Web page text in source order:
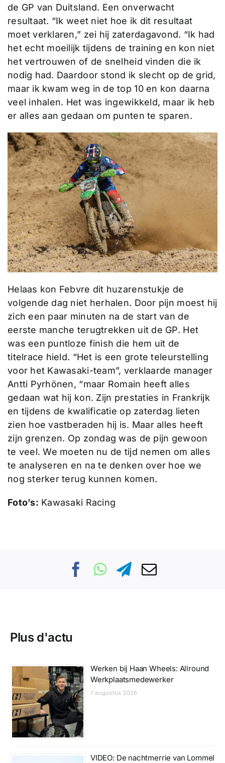
de GP van Duitsland. Een onverwacht
resultaat. “Ik weet niet hoe ik dit resultaat
moet verklaren,” zei hij zaterdagavond. “Ik had
het echt moeilijk tijdens de training en kon niet
het vertrouwen of de snelheid vinden die ik
nodig had. Daardoor stond ik slecht op de grid,
maar ik kwam weg in de top 10 en kon daarna
veel inhalen. Het was ingewikkeld, maar ik heb
er alles aan gedaan om punten te sparen.
Helaas kon Febvre dit huzarenstukje de
volgende dag niet herhalen. Door pijn moest hij
zich een paar minuten na de start van de
eerste manche terugtrekken uit de GP. Het
was een puntloze finish die hem uit de
titelrace hield. “Het is een grote teleurstelling
voor het Kawasaki-team”, verklaarde manager
Antti Pyrhönen, “maar Romain heeft alles
gedaan wat hij kon. Zijn prestaties in Frankrijk
en tijdens de kwalificatie op zaterdag lieten
zien hoe vastberaden hij is. Maar alles heeft
zijn grenzen. Op zondag was de pijn gewoon
te veel. We moeten nu de tijd nemen om alles
te analyseren en na te denken over hoe we
nog sterker terug kunnen komen.
Foto’s: Kawasaki Racing
Plus d'actu
Werken bij Haan Wheels: Allround
Werkplaatsmedewerker
7 augustus 2026
VIDEO: De nachtmerrie van Lommel